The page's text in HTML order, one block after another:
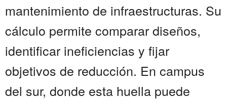
mantenimiento de infraestructuras. Su
cálculo permite comparar diseños,
identificar ineficiencias y fijar
objetivos de reducción. En campus
del sur, donde esta huella puede